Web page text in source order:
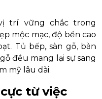
trí vững chắc trong
mộc mạc, độ bền cao
Tủ bếp, sàn gỗ, bàn
đều mang lại sự sang
mỹ lâu dài.
từ việc